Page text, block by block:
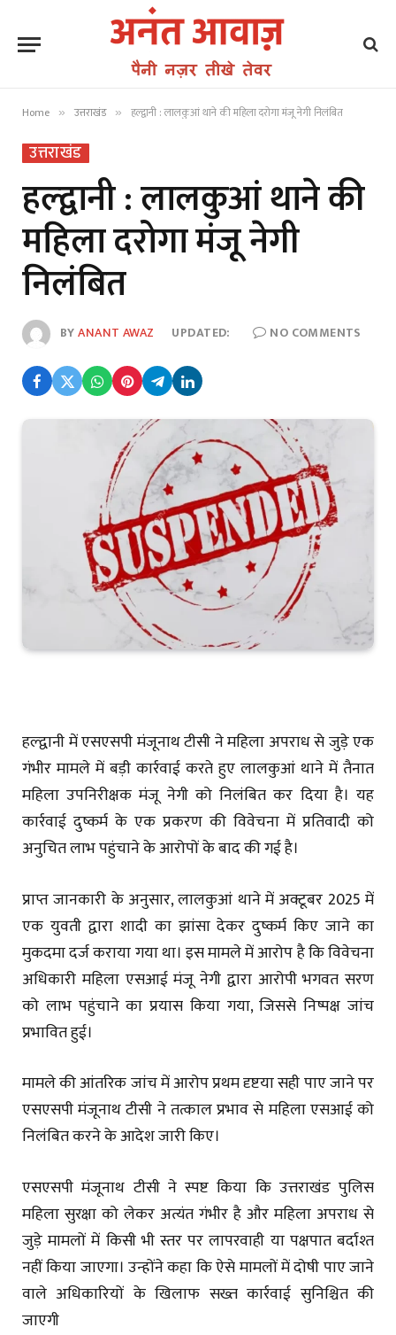
Home » उत्तराखंड » हल्द्वानी : लालकुआं थाने की महिला दरोगा मंजू नेगी निलंबित
उत्तराखंड
हल्द्वानी : लालकुआं थाने की
महिला दरोगा मंजू नेगी
निलंबित
BYANANT AWAZ UPDATED: NO COMMENTS
हल्द्वानी में एसएसपी मंजूनाथ टीसी ने महिला अपराध से जुड़े एक
गंभीर मामले में बड़ी कार्रवाई करते हुए लालकुआं थाने में तैनात
महिला उपनिरीक्षक मंजू नेगी को निलंबित कर दिया है। यह
कार्रवाई दुष्कर्म के एक प्रकरण की विवेचना में प्रतिवादी को
अनुचित लाभ पहुंचाने के आरोपों के बाद की गई है।
प्राप्त जानकारी के अनुसार, लालकुआं थाने में अक्टूबर 2025 में
एक युवती द्वारा शादी का झांसा देकर दुष्कर्म किए जाने का
मुकदमा दर्ज कराया गया था। इस मामले में आरोप है कि विवेचना
अधिकारी महिला एसआई मंजू नेगी द्वारा आरोपी भगवत सरण
को लाभ पहुंचाने का प्रयास किया गया, जिससे निष्पक्ष जांच
प्रभावित हुई।
मामले की आंतरिक जांच में आरोप प्रथम दृष्टया सही पाए जाने पर
एसएसपी मंजूनाथ टीसी ने तत्काल प्रभाव से महिला एसआई को
निलंबित करने के आदेश जारी किए।
एसएसपी मंजूनाथ टीसी ने स्पष्ट किया कि उत्तराखंड पुलिस
महिला सुरक्षा को लेकर अत्यंत गंभीर है और महिला अपराध से
जुड़े मामलों में किसी भी स्तर पर लापरवाही या पक्षपात बर्दाश्त
नहीं किया जाएगा। उन्होंने कहा कि ऐसे मामलों में दोषी पाए जाने
वाले अधिकारियों के खिलाफ सख्त कार्रवाई सुनिश्चित की
जाएगी